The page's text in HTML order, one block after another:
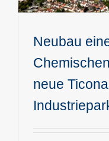
Neubau
neue